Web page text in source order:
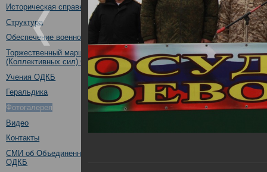
Историческая справка
Структура
Обеспечение военной безопасности
Торжественный марш Войск
(Коллективных сил) ОДКБ
Учения ОДКБ
Геральдика
Фотогалерея
Видео
Контакты
СМИ об Объединенном штабе
ОДКБ